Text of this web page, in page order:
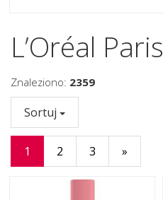
L’Oréal Paris
Znaleziono: 2359
Sortuj
1 2 3 »